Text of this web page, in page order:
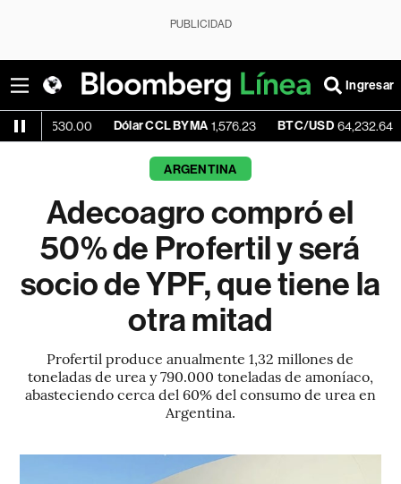
PUBLICIDAD
Ingresar
Dólar CCL BYMA 1,576.23 BTC/USD 64,232.64 -0.25%
ARGENTINA
Adecoagro compró el
50% de Profertil y será
socio de YPF, que tiene la
otra mitad
Profertil produce anualmente 1,32 millones de
toneladas de urea y 790.000 toneladas de amoníaco,
abasteciendo cerca del 60% del consumo de urea en
Argentina.